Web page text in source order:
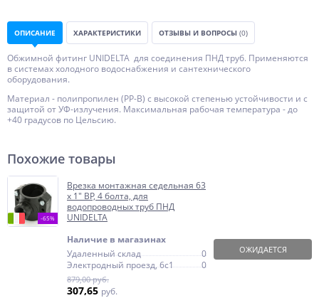
ОПИСАНИЕ ХАРАКТЕРИСТИКИ ОТЗЫВЫ И ВОПРОСЫ (0)
Обжимной фитинг UNIDELTA для соединения ПНД труб. Применяются
в системах холодного водоснабжения и сантехнического
оборудования.
Материал - полипропилен (PP-B) с высокой степенью устойчивости и с
защитой от УФ-излучения. Максимальная рабочая температура - до
+40 градусов по Цельсию.
Похожие товары
-65%
Врезка монтажная седельная 63
x 1" ВР, 4 болта, для
водопроводных труб ПНД
UNIDELTA
Наличие в магазинах
Удаленный склад
0
Электродный проезд, 6с1
0
879,00 руб.
307,65 руб.
ОЖИДАЕТСЯ